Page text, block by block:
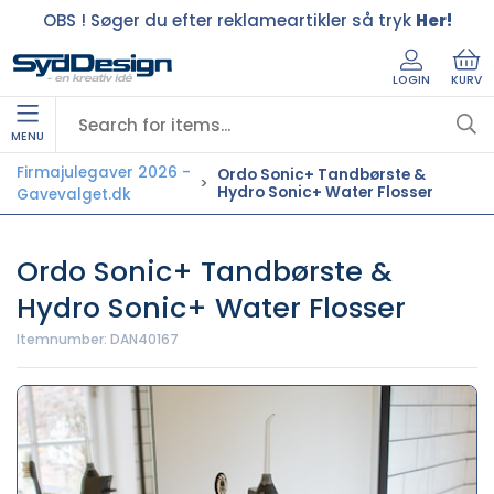
OBS ! Søger du efter reklameartikler så tryk Her!
LOGIN KURV
MENU
Firmajulegaver 2026 -
Gavevalget.dk
Ordo Sonic+ Tandbørste &
Hydro Sonic+ Water Flosser
Ordo Sonic+ Tandbørste &
Hydro Sonic+ Water Flosser
Itemnumber: DAN40167